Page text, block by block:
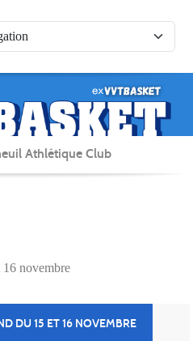
Athlétique Club
novembre
DU 15 ET 16 NOVEMBRE